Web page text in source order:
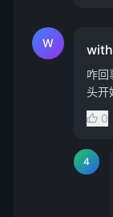
W
咋回
头开
0
4